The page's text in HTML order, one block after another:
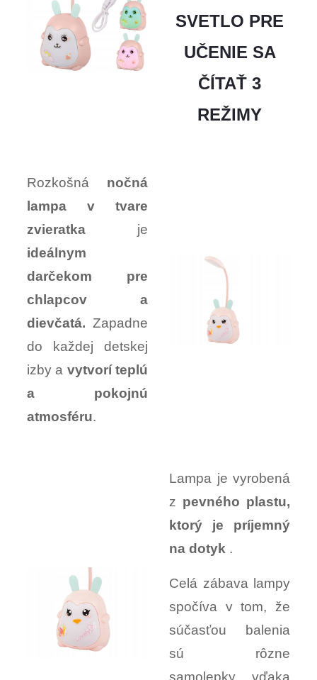
SVETLO PRE
UČENIE SA
ČÍTAŤ 3
REŽIMY
Rozkošná nočná
lampa v tvare
zvieratka je
ideálnym
darčekom pre
chlapcov a
dievčatá. Zapadne
do každej detskej
izby a vytvorí teplú
a pokojnú
atmosféru.
Lampa je vyrobená
z pevného plastu,
ktorý je príjemný
na dotyk .
Celá zábava lampy
spočíva v tom, že
súčasťou balenia
sú rôzne